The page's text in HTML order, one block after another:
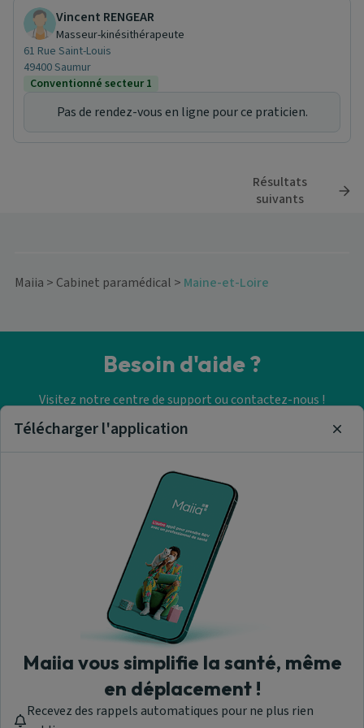
Vincent RENGEAR
Masseur-kinésithérapeute
61 Rue Saint-Louis
49400 Saumur
Conventionné secteur 1
Pas de rendez-vous en ligne pour ce praticien.
Résultats
suivants
Maiia > Cabinet paramédical > Maine-et-Loire
Besoin d'aide ?
Visitez notre centre de support ou contactez-nous !
Aide & Contact
Trouver un cabinet
paramédical
A propos de nous
Maiia - © 2026 Tous droits réservés
Télécharger l'application
Maiia vous simplifie la santé, même
en déplacement !
Recevez des rappels automatiques pour ne plus rien